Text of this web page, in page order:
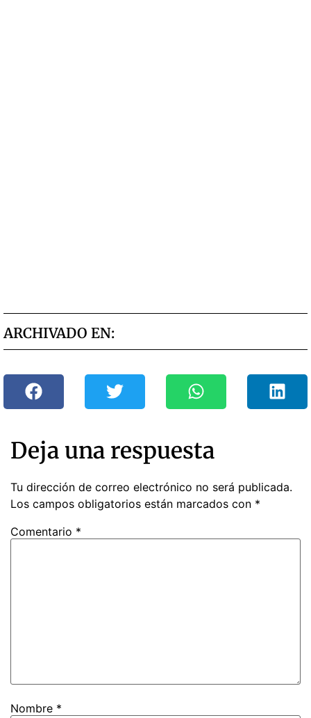
ARCHIVADO EN:
Deja una respuesta
Tu dirección de correo electrónico no será publicada.
Los campos obligatorios están marcados con *
Comentario *
Nombre *